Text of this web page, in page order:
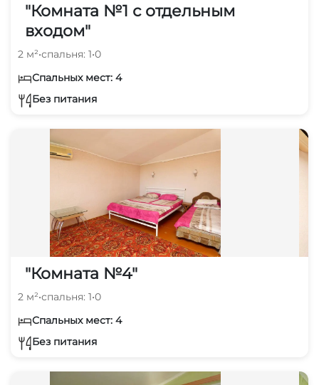
"Комната №1 с отдельным
входом"
2 м²•спальня: 1•0
Спальных мест: 4
Без питания
"Комната №4"
2 м²•спальня: 1•0
Спальных мест: 4
Без питания